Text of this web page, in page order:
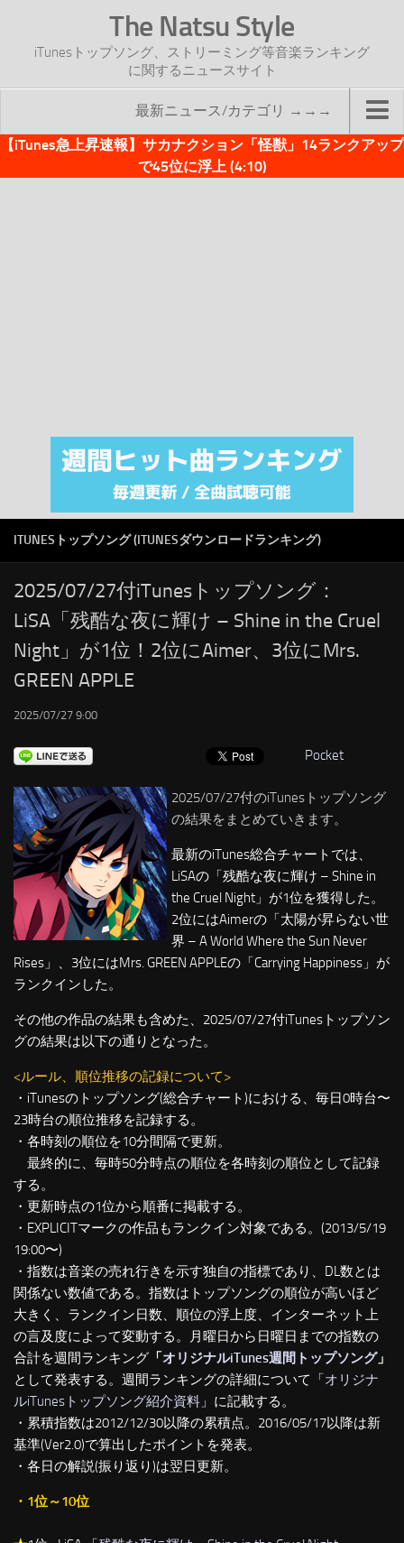
The Natsu Style
iTunesトップソング、ストリーミング等音楽ランキング
に関するニュースサイト
最新ニュース/カテゴリ →→→
TOP
注目カテゴリ
オリジナルiTunes週間トップソング
RSS
LINKS
【iTunes急上昇速報】サカナクション「怪獣」14ランクアップ
で45位に浮上 (4:10)
ITUNESトップソング (ITUNESダウンロードランキング)
2025/07/27付iTunesトップソング：
LiSA「残酷な夜に輝け – Shine in the Cruel
Night」が1位！2位にAimer、3位にMrs.
GREEN APPLE
2025/07/27 9:00
Pocket
2025/07/27付のiTunesトップソング
の結果をまとめていきます。
最新のiTunes総合チャートでは、
LiSAの「残酷な夜に輝け – Shine in
the Cruel Night」が1位を獲得した。
2位にはAimerの「太陽が昇らない世
界 – A World Where the Sun Never
Rises」、3位にはMrs. GREEN APPLEの「Carrying Happiness」が
ランクインした。
その他の作品の結果も含めた、2025/07/27付iTunesトップソン
グの結果は以下の通りとなった。
<ルール、順位推移の記録について>
・iTunesのトップソング(総合チャート)における、毎日0時台〜
23時台の順位推移を記録する。
・各時刻の順位を10分間隔で更新。
最終的に、毎時50分時点の順位を各時刻の順位として記録
する。
・更新時点の1位から順番に掲載する。
・EXPLICITマークの作品もランクイン対象である。(2013/5/19
19:00〜)
・指数は音楽の売れ行きを示す独自の指標であり、DL数とは
関係ない数値である。指数はトップソングの順位が高いほど
大きく、ランクイン日数、順位の浮上度、インターネット上
の言及度によって変動する。月曜日から日曜日までの指数の
合計を週間ランキング 「オリジナルiTunes週間トップソング」
として発表する。週間ランキングの詳細について「オリジナ
ルiTunesトップソング紹介資料 」に記載する。
・累積指数は2012/12/30以降の累積点。2016/05/17以降は新
基準(Ver2.0)で算出したポイントを発表。
・各日の解説(振り返り)は翌日更新。
・1位～10位